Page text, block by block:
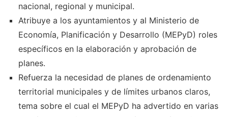
nacional, regional y municipal.
Atribuye a los ayuntamientos y al Ministerio de
Economía, Planificación y Desarrollo (MEPyD) roles
específicos en la elaboración y aprobación de
planes.
Refuerza la necesidad de planes de ordenamiento
territorial municipales y de límites urbanos claros,
tema sobre el cual el MEPyD ha advertido en varias